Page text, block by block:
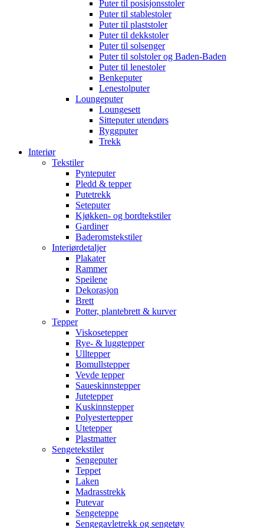
Puter til posisjonsstoler
Puter til stablestoler
Puter til plaststoler
Puter til dekkstoler
Puter til solsenger
Puter til solstoler og Baden-Baden
Puter til lenestoler
Benkeputer
Lenestolputer
Loungeputer
Loungesett
Sitteputer utendørs
Ryggputer
Trekk
Interiør
Tekstiler
Pynteputer
Pledd & tepper
Putetrekk
Seteputer
Kjøkken- og bordtekstiler
Gardiner
Baderomstekstiler
Interiørdetaljer
Plakater
Rammer
Speilene
Dekorasjon
Brett
Potter, plantebrett & kurver
Tepper
Viskosetepper
Rye- & luggtepper
Ulltepper
Bomullstepper
Vevde tepper
Saueskinnstepper
Jutetepper
Kuskinnstepper
Polyestertepper
Utetepper
Plastmatter
Sengetekstiler
Sengeputer
Teppet
Laken
Madrasstrekk
Putevar
Sengeteppe
Sengegavletrekk og sengetøy